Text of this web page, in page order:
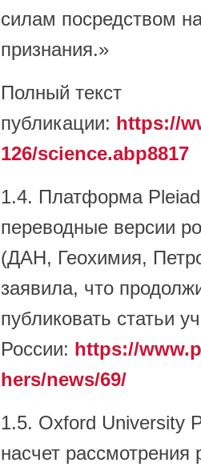
силам посредством
признания.»
Полный текст
публикации: https://
126/science.abp8817
1.4. Платформа
переводные версии
(ДАН, Геохимия,
заявила, что
публиковать статьи
России: https://
hers/news/69/
1.5. Oxford University
насчет рассмотрения